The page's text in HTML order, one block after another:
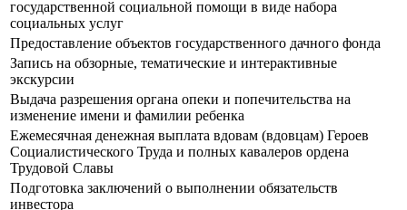
государственной социальной помощи в виде набора
социальных услуг
Предоставление объектов государственного дачного фонда
Запись на обзорные, тематические и интерактивные
экскурсии
Выдача разрешения органа опеки и попечительства на
изменение имени и фамилии ребенка
Ежемесячная денежная выплата вдовам (вдовцам) Героев
Социалистического Труда и полных кавалеров ордена
Трудовой Славы
Подготовка заключений о выполнении обязательств
инвестора